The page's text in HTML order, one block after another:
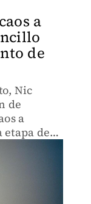
a
de
Nic
de
a
de